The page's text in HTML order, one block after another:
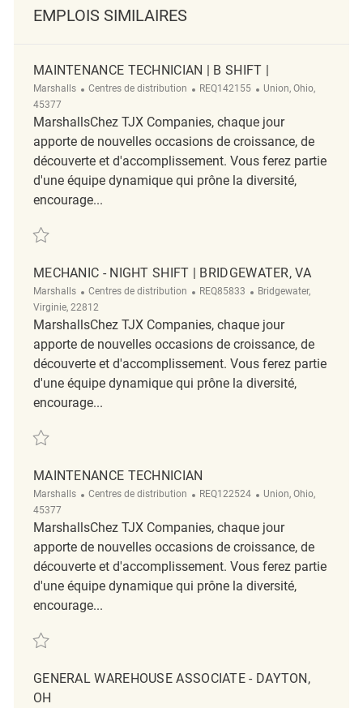
EMPLOIS SIMILAIRES
MAINTENANCE TECHNICIAN | B SHIFT |
Marshalls Catégorie
Centres de distribution ReqId
REQ142155 Emplacement
Union, Ohio,
45377
MarshallsChez TJX Companies, chaque jour
apporte de nouvelles occasions de croissance, de
découverte et d'accomplissement. Vous ferez partie
d'une équipe dynamique qui prône la diversité,
encourage...
Sauvegarder Maintenance Technician | B Shift | REQ142155
MECHANIC - NIGHT SHIFT | BRIDGEWATER, VA
Marshalls Catégorie
Centres de distribution ReqId
REQ85833 Emplacement
Bridgewater,
Virginie, 22812
MarshallsChez TJX Companies, chaque jour
apporte de nouvelles occasions de croissance, de
découverte et d'accomplissement. Vous ferez partie
d'une équipe dynamique qui prône la diversité,
encourage...
Sauvegarder Mechanic - Night Shift | Bridgewater, VA REQ85833
MAINTENANCE TECHNICIAN
Marshalls Catégorie
Centres de distribution ReqId
REQ122524 Emplacement
Union, Ohio,
45377
MarshallsChez TJX Companies, chaque jour
apporte de nouvelles occasions de croissance, de
découverte et d'accomplissement. Vous ferez partie
d'une équipe dynamique qui prône la diversité,
encourage...
Sauvegarder Maintenance Technician REQ122524
GENERAL WAREHOUSE ASSOCIATE - DAYTON,
OH